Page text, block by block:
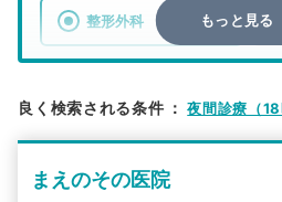
整形外科
検索する
もっと見る
良く検索される条件 ： 夜間診療（18
まえのその医院